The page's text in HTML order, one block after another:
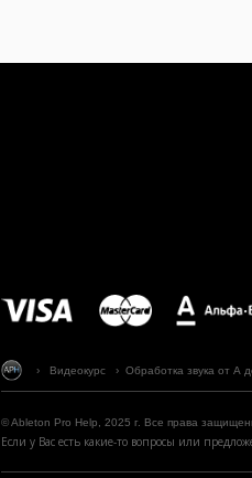
© Ableton Pro Help, 2025 г. Все права
Если у Вас есть какие-то вопросы или
› Видеокурс › Обработка звука от А